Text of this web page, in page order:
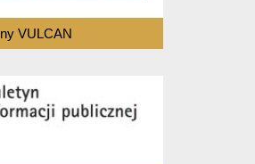
VULCAN